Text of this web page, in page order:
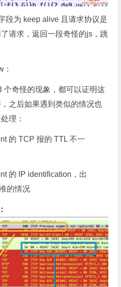
段为 keep alive 且请求协议是
请求，返回一段奇怪的js，跳
个奇怪的现象，都可以证明这
之后如果遇到类似的情况也
理：
的 TCP 报的 TTL 不一
的 IP identification，出
的情况